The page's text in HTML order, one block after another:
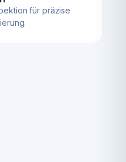
für präzise